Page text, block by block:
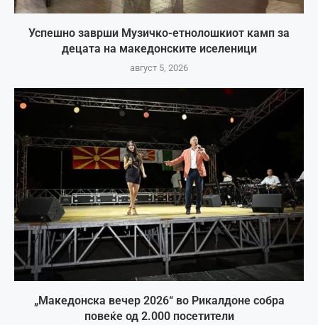
Успешно заврши Музичко-етнолошкиот камп за
децата на македонските иселеници
август 5, 2026
„Македонска вечер 2026“ во Рикалдоне собра
повеќе од 2.000 посетители